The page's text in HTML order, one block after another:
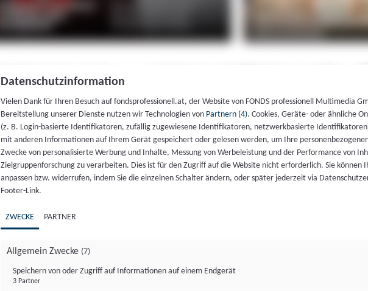
Datenschutzinformation
Vielen Dank für Ihren Besuch auf fondsprofessionell.at, der Website von FONDS professionell Multimedia
Bereitstellung unserer Dienste nutzen wir Technologien von Partnern (4). Cookies, Geräte- oder ähnliche
(z. B. Login-basierte Identifikatoren, zufällig zugewiesene Identifikatoren, netzwerkbasierte
mit anderen Informationen auf Ihrem Gerät gespeichert oder gelesen werden, um Ihre
Zwecke von personalisierte Werbung und Inhalte, Messung von Werbeleistung und der Performance von
Zielgruppenforschung zu verarbeiten. Dies ist für den Zugriff auf die Website nicht erforderlich. Sie können
anpassen bzw. widerrufen, indem Sie die einzelnen Schalter ändern, oder später jederzeit via
Footer-Link.
ZWECKE PARTNER
Allgemein Zwecke (7)
Speichern von oder Zugriff auf Informationen auf einem Endgerät
3 Partner